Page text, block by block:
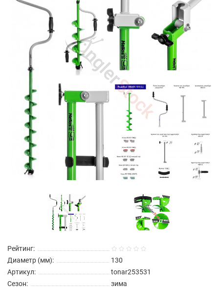
Рейтинг:
Диаметр (мм):
130
Артикул:
tonar253531
Сезон:
зима